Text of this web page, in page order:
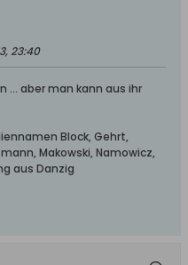
23:40
... aber man kann aus ihr
Block, Gehrt,
Makowski, Namowicz,
aus Danzig